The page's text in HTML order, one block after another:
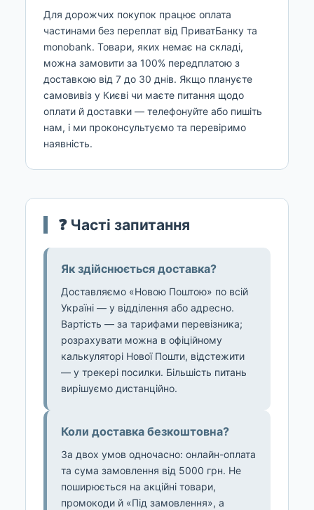
Для дорожчих покупок працює оплата
частинами без переплат від ПриватБанку та
monobank. Товари, яких немає на складі,
можна замовити за 100% передплатою з
доставкою від 7 до 30 днів. Якщо плануєте
самовивіз у Києві чи маєте питання щодо
оплати й доставки — телефонуйте або пишіть
нам, і ми проконсультуємо та перевіримо
наявність.
❓ Часті запитання
Як здійснюється доставка?
Доставляємо «Новою Поштою» по всій
Україні — у відділення або адресно.
Вартість — за тарифами перевізника;
розрахувати можна в офіційному
калькуляторі Нової Пошти, відстежити
— у трекері посилки. Більшість питань
вирішуємо дистанційно.
Коли доставка безкоштовна?
За двох умов одночасно: онлайн-оплата
та сума замовлення від 5000 грн. Не
поширюється на акційні товари,
промокоди й «Під замовлення», а